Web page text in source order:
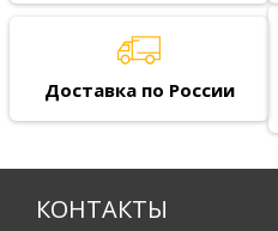
Доставка по России
КОНТАКТЫ